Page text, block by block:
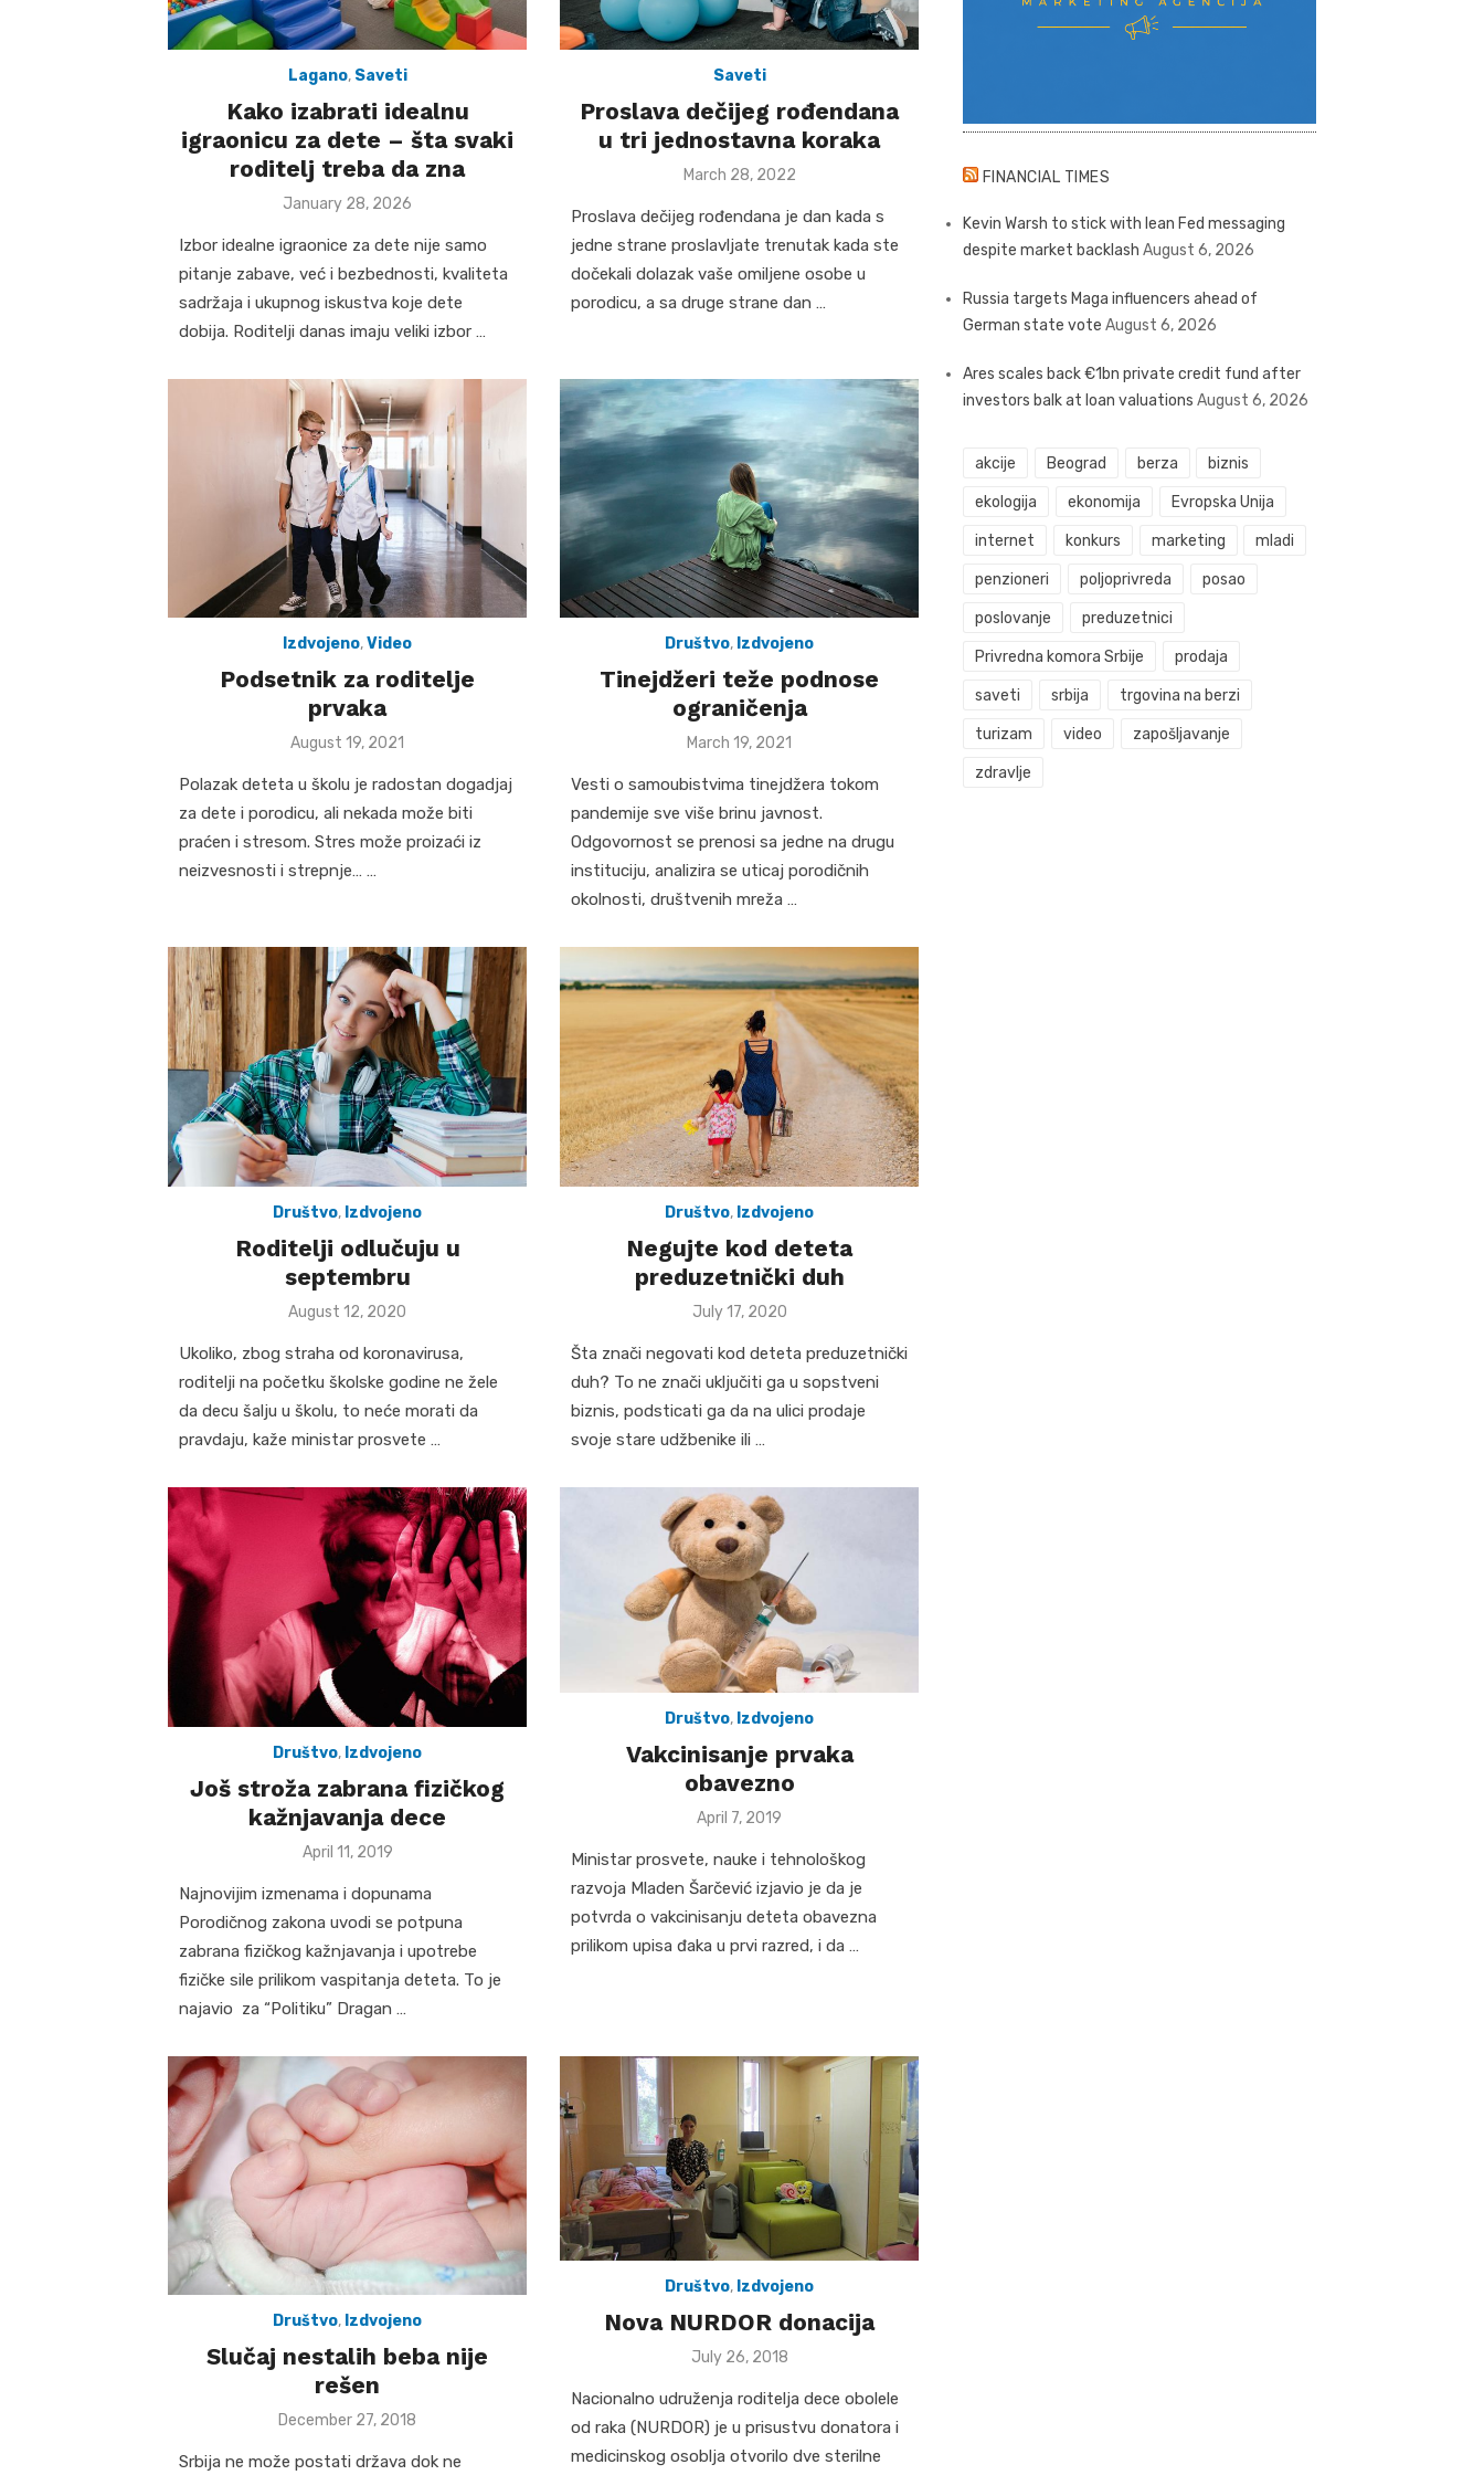
Lagano, Saveti
Kako izabrati idealnu
igraonicu za dete – šta svaki
roditelj treba da zna
Posted
January 28, 2026
Izbor idealne igraonice za dete nije samo
pitanje zabave, već i bezbednosti, kvaliteta
sadržaja i ukupnog iskustva koje dete
dobija. Roditelji danas imaju veliki izbor …
Saveti
Proslava dečijeg rođendana
u tri jednostavna koraka
Posted
March 28, 2022
Proslava dečijeg rođendana je dan kada s
jedne strane proslavljate trenutak kada ste
dočekali dolazak vaše omiljene osobe u
porodicu, a sa druge strane dan …
Izdvojeno,Video
Podsetnik za roditelje
prvaka
Posted
August 19, 2021
Polazak deteta u školu je radostan dogadjaj
za dete i porodicu, ali nekada može biti
praćen i stresom. Stres može proizaći iz
neizvesnosti i strepnje… …
Društvo, Izdvojeno
Tinejdžeri teže podnose
ograničenja
Posted
March 19, 2021
Vesti o samoubistvima tinejdžera tokom
pandemije sve više brinu javnost.
Odgovornost se prenosi sa jedne na drugu
instituciju, analizira se uticaj porodičnih
okolnosti, društvenih mreža …
Društvo, Izdvojeno
Roditelji odlučuju u
septembru
Posted
August 12, 2020
Ukoliko, zbog straha od koronavirusa,
roditelji na početku školske godine ne žele
da decu šalju u školu, to neće morati da
pravdaju, kaže ministar prosvete …
Društvo, Izdvojeno
Negujte kod deteta
preduzetnički duh
Posted
July 17, 2020
Šta znači negovati kod deteta preduzetnički
duh? To ne znači uključiti ga u sopstveni
biznis, podsticati ga da na ulici prodaje
svoje stare udžbenike ili …
Društvo, Izdvojeno
Još stroža zabrana fizičkog
kažnjavanja dece
Posted
April 11, 2019
Najnovijim izmenama i dopunama
Porodičnog zakona uvodi se potpuna
zabrana fizičkog kažnjavanja i upotrebe
fizičke sile prilikom vaspitanja deteta. To je
najavio za “Politiku” Dragan …
Društvo, Izdvojeno
Vakcinisanje prvaka
obavezno
Posted
April 7, 2019
Ministar prosvete, nauke i tehnološkog
razvoja Mladen Šarčević izjavio je da je
potvrda o vakcinisanju deteta obavezna
prilikom upisa đaka u prvi razred, i da …
Društvo, Izdvojeno
Slučaj nestalih beba nije
rešen
Posted
December 27, 2018
Srbija ne može postati država dok ne
Društvo, Izdvojeno
Nova NURDOR donacija
Posted
July 26, 2018
Nacionalno udruženja roditelja dece obolele
od raka (NURDOR) je u prisustvu donatora i
medicinskog osoblja otvorilo dve sterilne
FINANCIAL TIMES
Kevin Warsh to stick with lean Fed messaging
despite market backlash August 6, 2026
Russia targets Maga influencers ahead of
German state vote August 6, 2026
Ares scales back €1bn private credit fund after
investors balk at loan valuations August 6, 2026
akcije Beograd berza biznis
ekologija ekonomija Evropska Unija
internet konkurs marketing mladi
penzioneri poljoprivreda posao
poslovanje preduzetnici
Privredna komora Srbije prodaja
saveti srbija trgovina na berzi
turizam video zapošljavanje
zdravlje